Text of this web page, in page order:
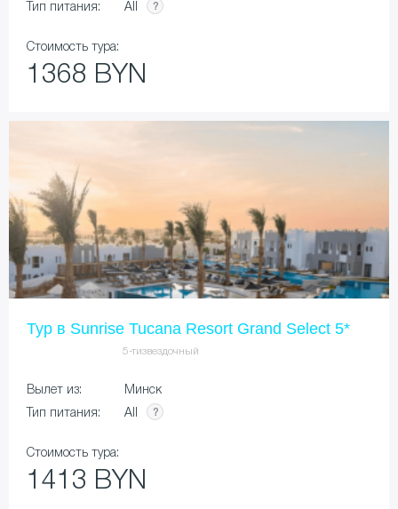
Тип питания:
All
Стоимость тура:
1368 BYN
Тур в Sunrise Tucana Resort Grand Select 5*
5-тизвездочный
Вылет из:
Минск
Тип питания:
All
Стоимость тура:
1413 BYN